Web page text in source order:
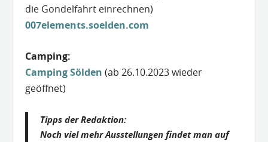
die Gondelfahrt einrechnen)
007elements.soelden.com
Camping:
Camping Sölden (ab 26.10.2023 wieder
geöffnet)
Tipps der Redaktion:
Noch viel mehr Ausstellungen findet man auf